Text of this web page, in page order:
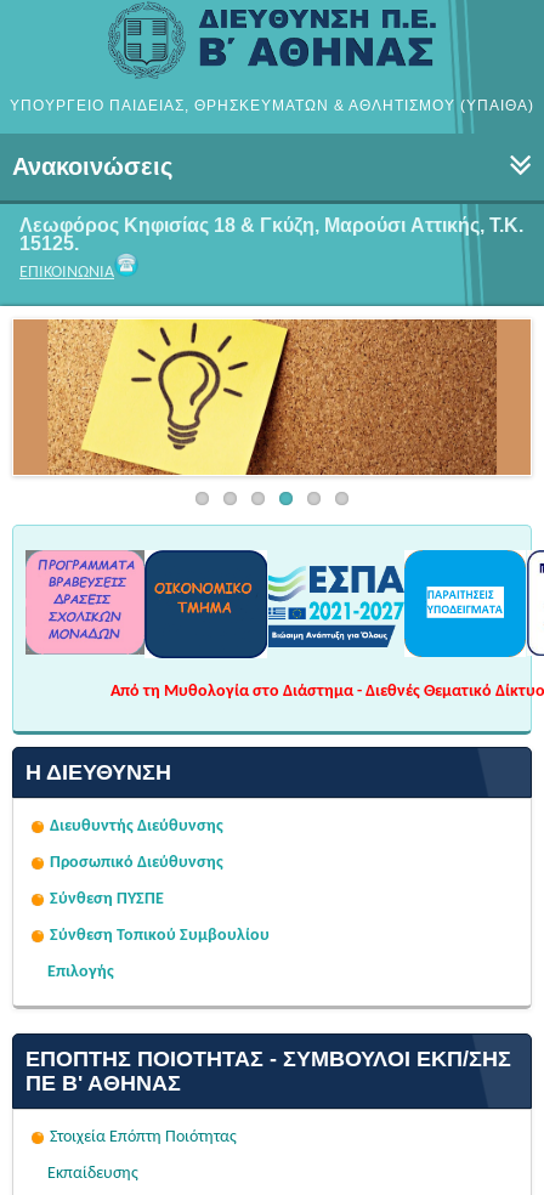
ΥΠΟΥΡΓΕΙΟ ΠΑΙΔΕΙΑΣ, ΘΡΗΣΚΕΥΜΑΤΩΝ & ΑΘΛΗΤΙΣΜΟΥ (ΥΠΑΙΘΑ)
Ανακοινώσεις
Λεωφόρος Κηφισίας 18 & Γκύζη, Μαρούσι Αττικής, Τ.Κ.
15125.
ΕΠΙΚΟΙΝΩΝΙΑ
Από τη Μυθολογία στο Διάστημα - Διεθνές Θεματικό
Η ΔΙΕΎΘΥΝΣΗ
Διευθυντής Διεύθυνσης
Προσωπικό Διεύθυνσης
Σύνθεση ΠΥΣΠΕ
Σύνθεση Τοπικού Συμβουλίου
Επιλογής
ΕΠΌΠΤΗΣ ΠΟΙΌΤΗΤΑΣ - ΣΎΜΒΟΥΛΟΙ ΕΚΠ/ΣΗΣ
ΠΕ Β' ΑΘΉΝΑΣ
Στοιχεία Επόπτη Ποιότητας
Εκπαίδευσης